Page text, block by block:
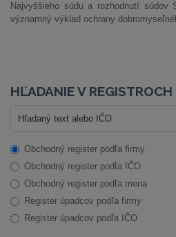
Najvyššieho súdu a rozhodnutí súdov
významný výklad ochrany
HĽADANIE V REGISTROCH
Obchodný register podľa firmy
Obchodný register podľa IČO
Obchodný register podľa mena
Register úpadcov podľa firmy
Register úpadcov podľa IČO